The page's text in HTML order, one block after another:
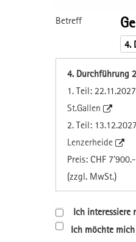
Betreff
4. Durchführung
1. Teil:
St.Gallen
2. Teil:
Lenzerheide
Preis: CHF 7'900.-
(zzgl. MwSt.)
Ich interessiere
Ich möchte mich